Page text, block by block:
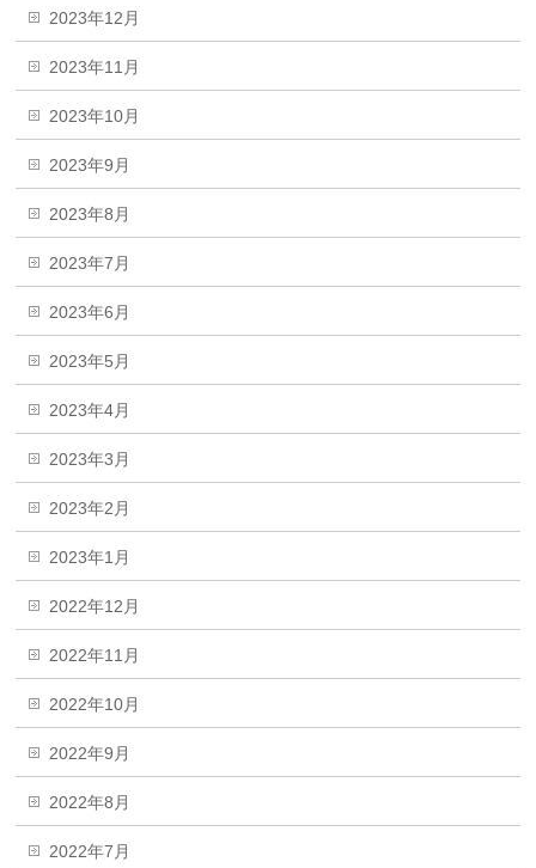
2023年12月
2023年11月
2023年10月
2023年9月
2023年8月
2023年7月
2023年6月
2023年5月
2023年4月
2023年3月
2023年2月
2023年1月
2022年12月
2022年11月
2022年10月
2022年9月
2022年8月
2022年7月